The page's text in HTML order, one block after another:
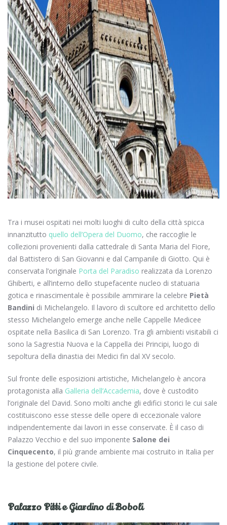
Tra i musei ospitati nei molti luoghi di culto della città spicca
innanzitutto quello dell’Opera del Duomo, che raccoglie le
collezioni provenienti dalla cattedrale di Santa Maria del Fiore,
dal Battistero di San Giovanni e dal Campanile di Giotto. Qui è
conservata l’originale Porta del Paradiso realizzata da Lorenzo
Ghiberti, e all’interno dello stupefacente nucleo di statuaria
gotica e rinascimentale è possibile ammirare la celebre Pietà
Bandini di Michelangelo. Il lavoro di scultore ed architetto dello
stesso Michelangelo emerge anche nelle Cappelle Medicee
ospitate nella Basilica di San Lorenzo. Tra gli ambienti visitabili ci
sono la Sagrestia Nuova e la Cappella dei Principi, luogo di
sepoltura della dinastia dei Medici fin dal XV secolo.
Sul fronte delle esposizioni artistiche, Michelangelo è ancora
protagonista alla Galleria dell’Accademia, dove è custodito
l’originale del David. Sono molti anche gli edifici storici le cui sale
costituiscono esse stesse delle opere di eccezionale valore
indipendentemente dai lavori in esse conservate. È il caso di
Palazzo Vecchio e del suo imponente Salone dei
Cinquecento, il più grande ambiente mai costruito in Italia per
la gestione del potere civile.
Palazzo Pitti e Giardino di Boboli